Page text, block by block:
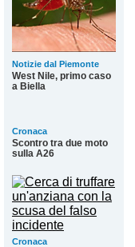
Notizie dal Piemonte
West Nile, primo caso
a Biella
Cronaca
Scontro tra due moto
sulla A26
Cronaca